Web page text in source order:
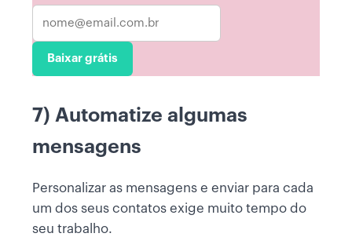
Baixar grátis
7) Automatize algumas
mensagens
Personalizar as mensagens e enviar para cada
um dos seus contatos exige muito tempo do
seu trabalho.